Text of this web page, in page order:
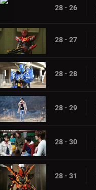
28 - 26
28 - 27
28 - 28
28 - 29
28 - 30
28 - 31